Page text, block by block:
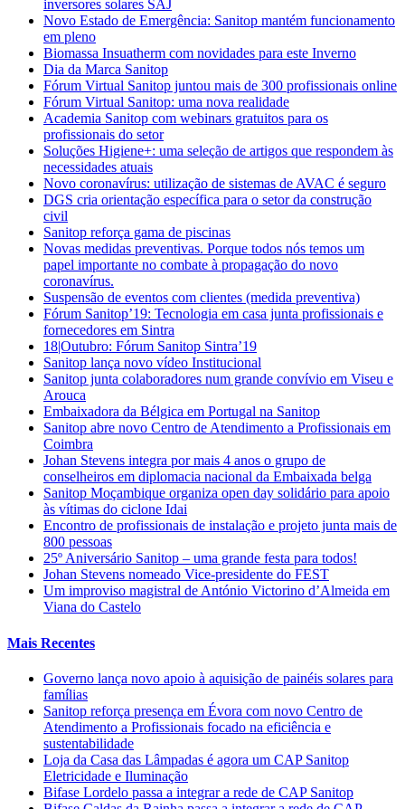
inversores solares SAJ
Novo Estado de Emergência: Sanitop mantém funcionamento
em pleno
Biomassa Insuatherm com novidades para este Inverno
Dia da Marca Sanitop
Fórum Virtual Sanitop juntou mais de 300 profissionais online
Fórum Virtual Sanitop: uma nova realidade
Academia Sanitop com webinars gratuitos para os
profissionais do setor
Soluções Higiene+: uma seleção de artigos que respondem às
necessidades atuais
Novo coronavírus: utilização de sistemas de AVAC é seguro
DGS cria orientação específica para o setor da construção
civil
Sanitop reforça gama de piscinas
Novas medidas preventivas. Porque todos nós temos um
papel importante no combate à propagação do novo
coronavírus.
Suspensão de eventos com clientes (medida preventiva)
Fórum Sanitop’19: Tecnologia em casa junta profissionais e
fornecedores em Sintra
18|Outubro: Fórum Sanitop Sintra’19
Sanitop lança novo vídeo Institucional
Sanitop junta colaboradores num grande convívio em Viseu e
Arouca
Embaixadora da Bélgica em Portugal na Sanitop
Sanitop abre novo Centro de Atendimento a Profissionais em
Coimbra
Johan Stevens integra por mais 4 anos o grupo de
conselheiros em diplomacia nacional da Embaixada belga
Sanitop Moçambique organiza open day solidário para apoio
às vítimas do ciclone Idai
Encontro de profissionais de instalação e projeto junta mais de
800 pessoas
25º Aniversário Sanitop – uma grande festa para todos!
Johan Stevens nomeado Vice-presidente do FEST
Um improviso magistral de António Victorino d’Almeida em
Viana do Castelo
Mais Recentes
Governo lança novo apoio à aquisição de painéis solares para
famílias
Sanitop reforça presença em Évora com novo Centro de
Atendimento a Profissionais focado na eficiência e
sustentabilidade
Loja da Casa das Lâmpadas é agora um CAP Sanitop
Eletricidade e Iluminação
Bifase Lordelo passa a integrar a rede de CAP Sanitop